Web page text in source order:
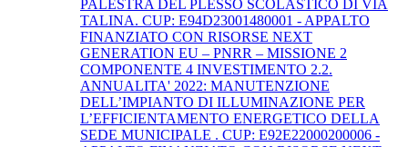
PALESTRA DEL PLESSO SCOLASTICO DI VIA
TALINA. CUP: E94D23001480001 - APPALTO
FINANZIATO CON RISORSE NEXT
GENERATION EU – PNRR – MISSIONE 2
COMPONENTE 4 INVESTIMENTO 2.2.
ANNUALITA' 2022: MANUTENZIONE
DELL’IMPIANTO DI ILLUMINAZIONE PER
L’EFFICIENTAMENTO ENERGETICO DELLA
SEDE MUNICIPALE . CUP: E92E22000200006 -